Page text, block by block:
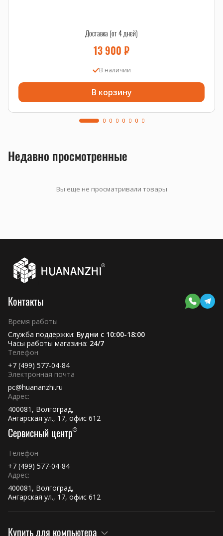
Доставка (от 4 дней)
13 900 ₽
В наличии
В корзину
Недавно просмотренные
Вы еще не просматривали товары
Контакты
Время работы
Служба поддержки: Будни с 10:00-18:00
Часы работы магазина: 24/7
Телефон
+7 (499) 577-04-84
Электронная почта
pc@huananzhi.ru
Адрес:
400081, Волгоград,
Ангарская ул., 17, офис 612
Сервисный центр
Телефон
+7 (499) 577-04-84
Адрес:
400081, Волгоград,
Ангарская ул., 17, офис 612
Купить для компьютера